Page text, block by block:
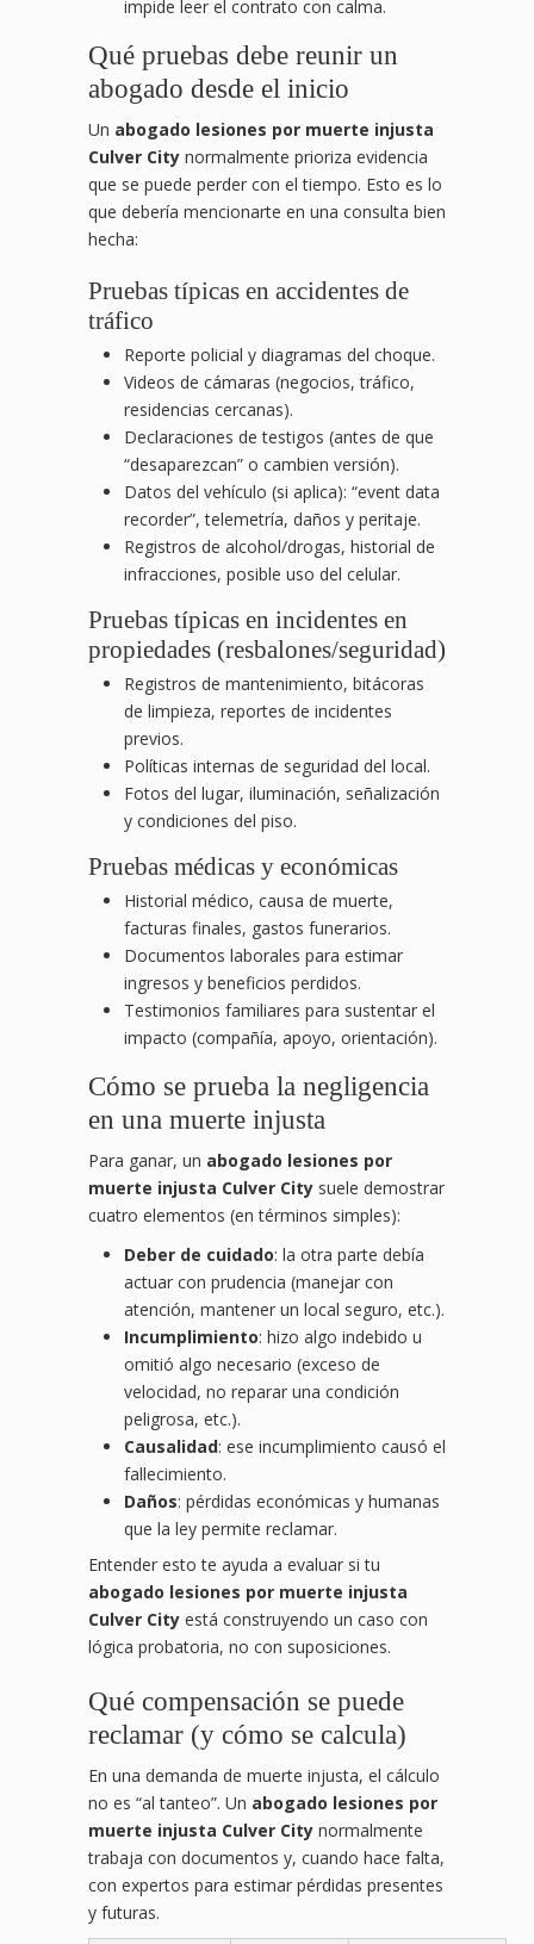
impide leer el contrato con calma.
Qué pruebas debe reunir un
abogado desde el inicio
Un abogado lesiones por muerte injusta
Culver City normalmente prioriza evidencia
que se puede perder con el tiempo. Esto es lo
que debería mencionarte en una consulta bien
hecha:
Pruebas típicas en accidentes de
tráfico
Reporte policial y diagramas del choque.
Videos de cámaras (negocios, tráfico,
residencias cercanas).
Declaraciones de testigos (antes de que
“desaparezcan” o cambien versión).
Datos del vehículo (si aplica): “event data
recorder”, telemetría, daños y peritaje.
Registros de alcohol/drogas, historial de
infracciones, posible uso del celular.
Pruebas típicas en incidentes en
propiedades (resbalones/seguridad)
Registros de mantenimiento, bitácoras
de limpieza, reportes de incidentes
previos.
Políticas internas de seguridad del local.
Fotos del lugar, iluminación, señalización
y condiciones del piso.
Pruebas médicas y económicas
Historial médico, causa de muerte,
facturas finales, gastos funerarios.
Documentos laborales para estimar
ingresos y beneficios perdidos.
Testimonios familiares para sustentar el
impacto (compañía, apoyo, orientación).
Cómo se prueba la negligencia
en una muerte injusta
Para ganar, un abogado lesiones por
muerte injusta Culver City suele demostrar
cuatro elementos (en términos simples):
Deber de cuidado: la otra parte debía
actuar con prudencia (manejar con
atención, mantener un local seguro, etc.).
Incumplimiento: hizo algo indebido u
omitió algo necesario (exceso de
velocidad, no reparar una condición
peligrosa, etc.).
Causalidad: ese incumplimiento causó el
fallecimiento.
Daños: pérdidas económicas y humanas
que la ley permite reclamar.
Entender esto te ayuda a evaluar si tu
abogado lesiones por muerte injusta
Culver City está construyendo un caso con
lógica probatoria, no con suposiciones.
Qué compensación se puede
reclamar (y cómo se calcula)
En una demanda de muerte injusta, el cálculo
no es “al tanteo”. Un abogado lesiones por
muerte injusta Culver City normalmente
trabaja con documentos y, cuando hace falta,
con expertos para estimar pérdidas presentes
y futuras.